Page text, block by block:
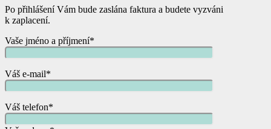
Po přihlášení Vám bude zaslána faktura a budete vyzváni
k zaplacení.
Vaše jméno a příjmení*
Váš e-mail*
Váš telefon*